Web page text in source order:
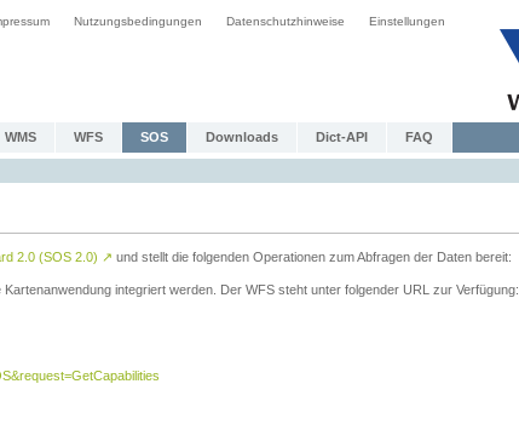
Nutzungsbedingungen Datenschutzhinweise Einstellungen
WMS WFS SOS Downloads Dict-API FAQ
2.0 (SOS 2.0) ↗ und stellt die folgenden Operationen zum Abfragen der Daten bereit:
integriert werden. Der WFS steht unter folgender URL zur Verfügung: